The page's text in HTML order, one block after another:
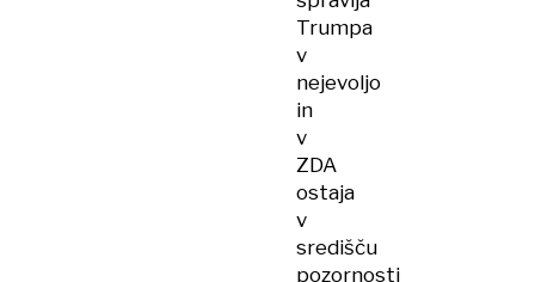
Trumpa
v
nejevoljo
in
v
ZDA
ostaja
v
središču
pozornosti